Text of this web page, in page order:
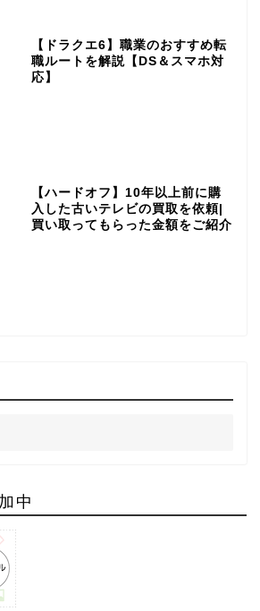
【ドラクエ6】職業のおすすめ転
職ルートを解説【DS＆スマホ対
応】
【ハードオフ】10年以上前に購
入した古いテレビの買取を依頼|
買い取ってもらった金額をご紹介
中